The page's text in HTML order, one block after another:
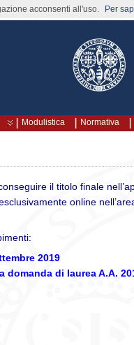
Modulistica Normativa
il titolo finale
online
2019
di laurea A.A.
acconsenti all'uso. Per